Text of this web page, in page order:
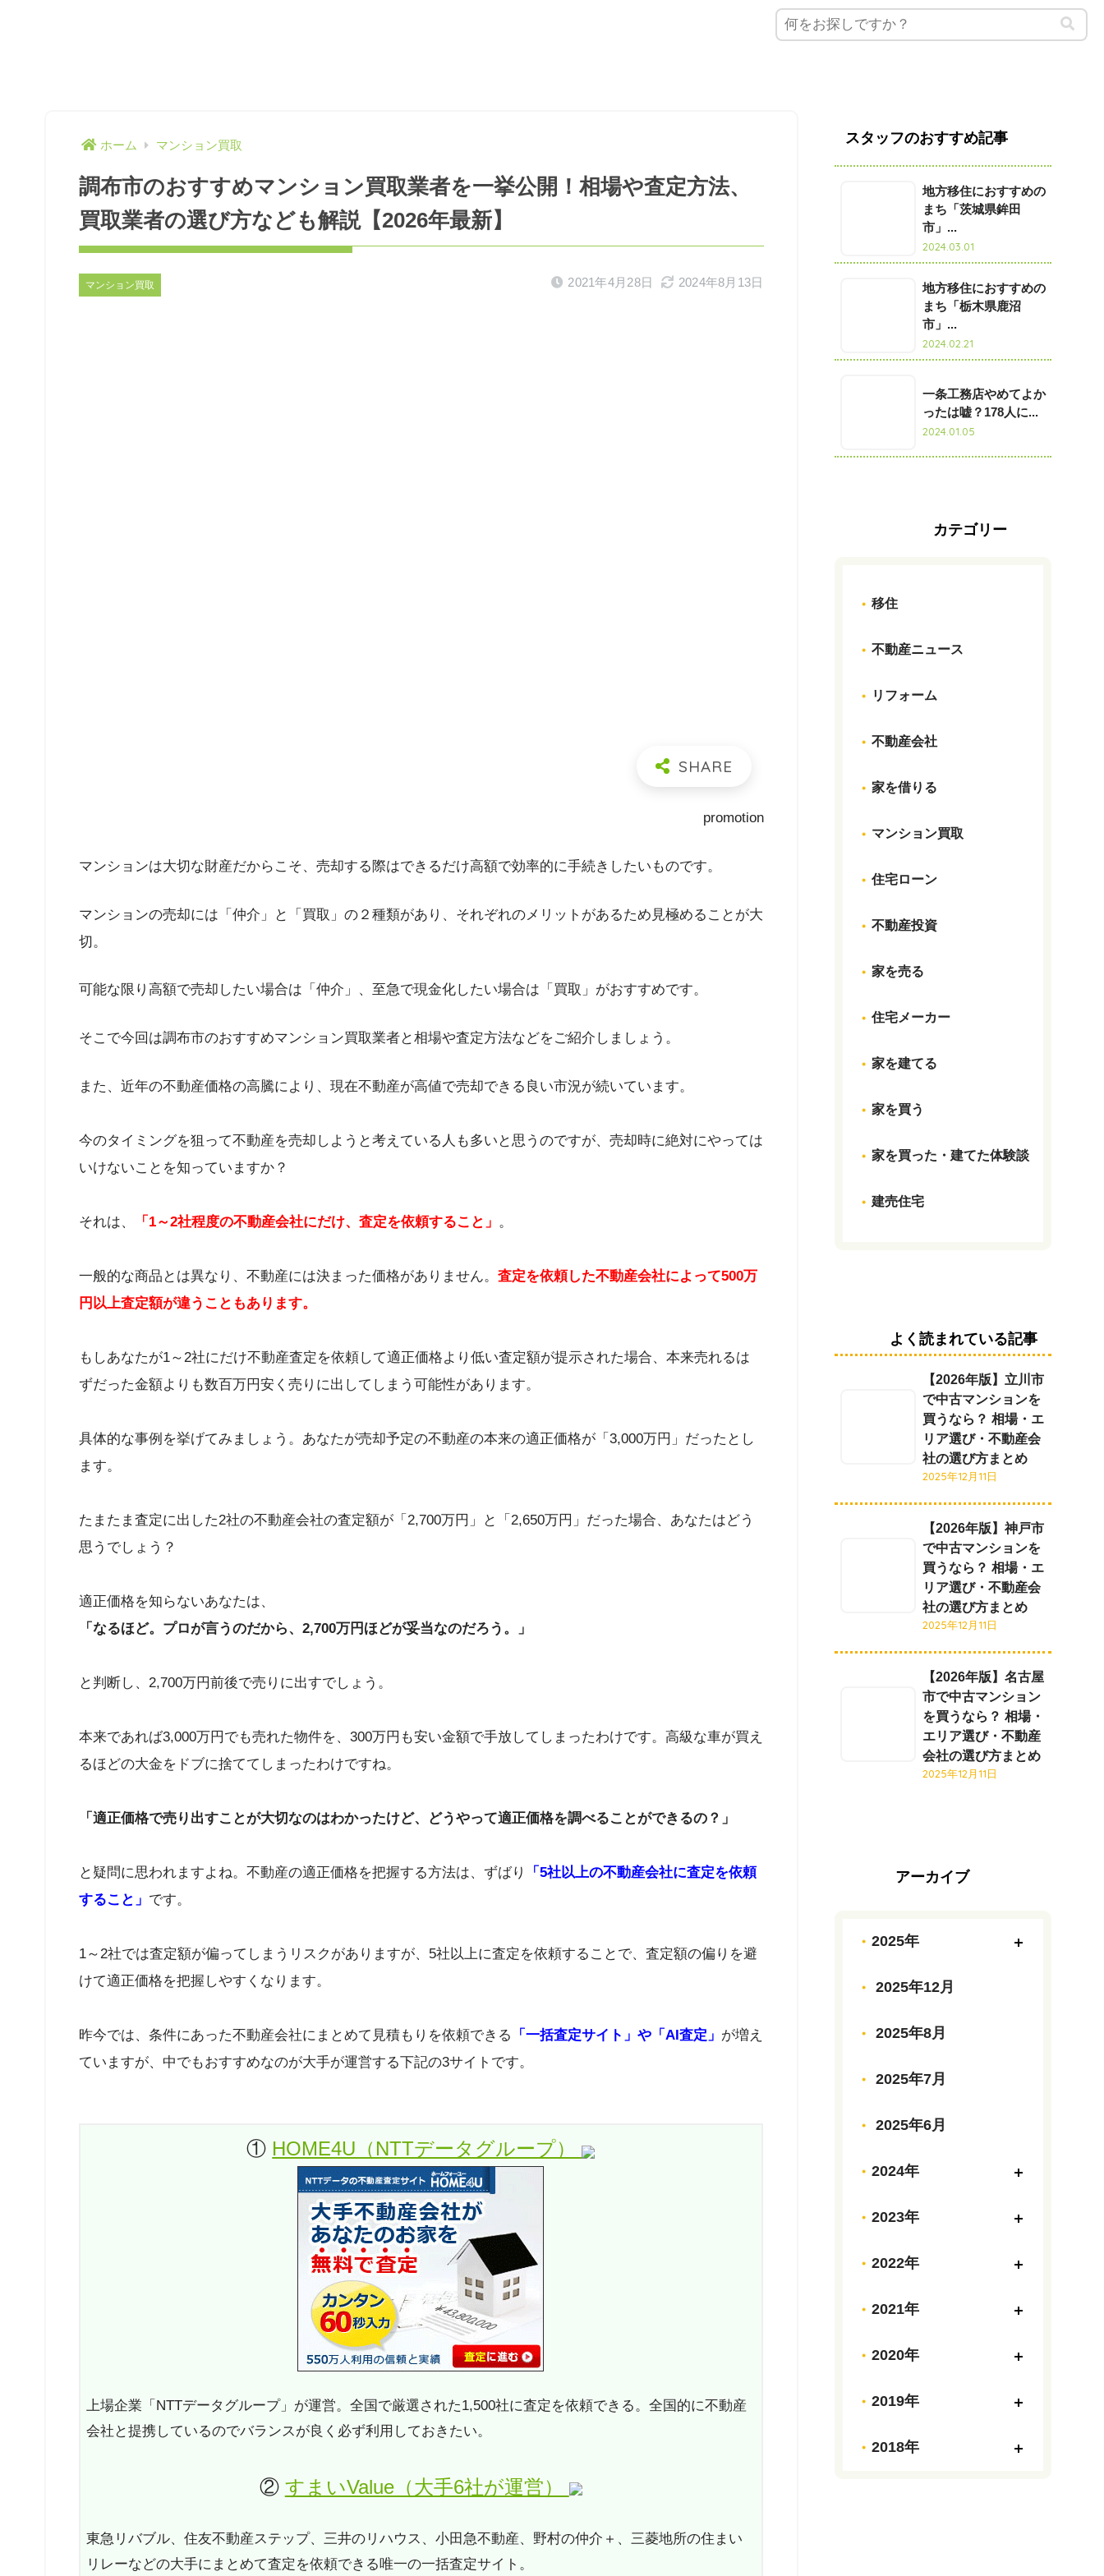
ホーム マンション買取
調布市のおすすめマンション買取業者を一挙公開！相場や査定方法、
買取業者の選び方なども解説【2026年最新】
マンション買取 2021年4月28日 2024年8月13日
promotion
マンションは大切な財産だからこそ、売却する際はできるだけ高額で効率的に手続きしたいものです。
マンションの売却には「仲介」と「買取」の２種類があり、それぞれのメリットがあるため見極めることが大
切。
可能な限り高額で売却したい場合は「仲介」、至急で現金化したい場合は「買取」がおすすめです。
そこで今回は調布市のおすすめマンション買取業者と相場や査定方法などをご紹介しましょう。
また、近年の不動産価格の高騰により、現在不動産が高値で売却できる良い市況が続いています。
今のタイミングを狙って不動産を売却しようと考えている人も多いと思うのですが、売却時に絶対にやっては
いけないことを知っていますか？
それは、 「1～2社程度の不動産会社にだけ、査定を依頼すること」 。
一般的な商品とは異なり、不動産には決まった価格がありません。 査定を依頼した不動産会社によって500万
円以上査定額が違うこともあります。
もしあなたが1～2社にだけ不動産査定を依頼して適正価格より低い査定額が提示された場合、本来売れるは
ずだった金額よりも数百万円安く売りに出してしまう可能性があります。
具体的な事例を挙げてみましょう。あなたが売却予定の不動産の本来の適正価格が「3,000万円」だったとし
ます。
たまたま査定に出した2社の不動産会社の査定額が「2,700万円」と「2,650万円」だった場合、あなたはどう
思うでしょう？
適正価格を知らないあなたは、
「なるほど。プロが言うのだから、2,700万円ほどが妥当なのだろう。」
と判断し、2,700万円前後で売りに出すでしょう。
本来であれば3,000万円でも売れた物件を、300万円も安い金額で手放してしまったわけです。高級な車が買え
るほどの大金をドブに捨ててしまったわけですね。
「適正価格で売り出すことが大切なのはわかったけど、どうやって適正価格を調べることができるの？」
と疑問に思われますよね。不動産の適正価格を把握する方法は、ずばり
「5社以上の不動産会社に査定を依頼
すること」 です。
1～2社では査定額が偏ってしまうリスクがありますが、5社以上に査定を依頼することで、査定額の偏りを避
けて適正価格を把握しやすくなります。
昨今では、条件にあった不動産会社にまとめて見積もりを依頼できる 「一括査定サイト」や「AI査定」 が増え
ていますが、中でもおすすめなのが大手が運営する下記の3サイトです。
① HOME4U（NTTデータグループ）
上場企業「NTTデータグループ」が運営。全国で厳選された1,500社に査定を依頼できる。全国的に不動産
会社と提携しているのでバランスが良く必ず利用しておきたい。
② すまいValue（大手6社が運営）
東急リバブル、住友不動産ステップ、三井のリハウス、小田急不動産、野村の仲介＋、三菱地所の住まい
リレーなどの大手にまとめて査定を依頼できる唯一の一括査定サイト。
スタッフのおすすめ記事
地方移住におすすめの
まち「茨城県鉾田
市」...
2024.03.01
地方移住におすすめの
まち「栃木県鹿沼
市」...
2024.02.21
一条工務店やめてよか
ったは嘘？178人に...
2024.01.05
カテゴリー
移住
不動産ニュース
リフォーム
不動産会社
家を借りる
マンション買取
住宅ローン
不動産投資
家を売る
住宅メーカー
家を建てる
家を買う
家を買った・建てた体験談
建売住宅
よく読まれている記事
【2026年版】立川市
で中古マンションを
買うなら？ 相場・エ
リア選び・不動産会
社の選び方まとめ
2025年12月11日
【2026年版】神戸市
で中古マンションを
買うなら？ 相場・エ
リア選び・不動産会
社の選び方まとめ
2025年12月11日
【2026年版】名古屋
市で中古マンション
を買うなら？ 相場・
エリア選び・不動産
会社の選び方まとめ
2025年12月11日
アーカイブ
2025年
2025年12月
2025年8月
2025年7月
2025年6月
2024年
2023年
2022年
2021年
2020年
2019年
2018年